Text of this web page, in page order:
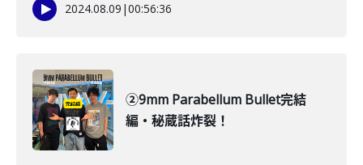
2024.08.09 |00:56:36
②9mm Parabellum Bullet完結
編・秘蔵話炸裂！